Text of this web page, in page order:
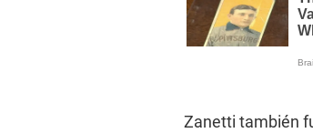
Zanetti también